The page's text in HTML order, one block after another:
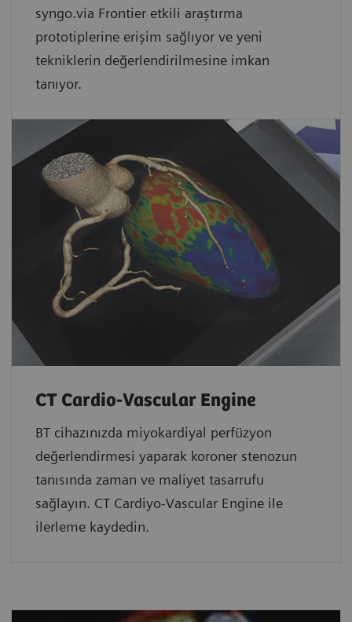
syngo.via Frontier etkili araştırma
prototiplerine erişim sağlıyor ve yeni
tekniklerin değerlendirilmesine imkan
tanıyor.
CT Cardio-Vascular Engine
BT cihazınızda miyokardiyal perfüzyon
değerlendirmesi yaparak koroner stenozun
tanısında zaman ve maliyet tasarrufu
sağlayın. CT Cardiyo-Vascular Engine ile
ilerleme kaydedin.